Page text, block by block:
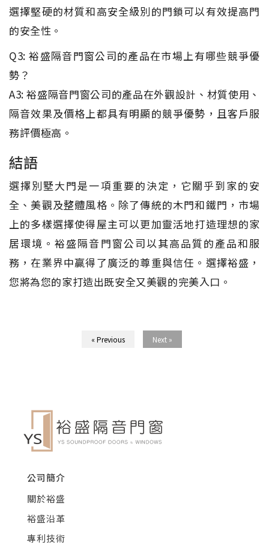
選擇堅硬的材質和高安全級別的門鎖可以有效提高門
的安全性。
Q3: 裕盛隔音門窗公司的產品在市場上有哪些競爭優
勢？
A3: 裕盛隔音門窗公司的產品在外觀設計、材質使用、
隔音效果及價格上都具有明顯的競爭優勢，且客戶服
務評價極高。
結語
選擇別墅大門是一項重要的決定，它關乎到家的安
全、美觀及整體風格。除了傳統的木門和鐵門，市場
上的多樣選擇使得屋主可以更加靈活地打造理想的家
居環境。裕盛隔音門窗公司以其高品質的產品和服
務，在業界中贏得了廣泛的尊重與信任。選擇裕盛，
您將為您的家打造出既安全又美觀的完美入口。
« Previous Next »
公司簡介
關於裕盛
裕盛沿革
專利技術